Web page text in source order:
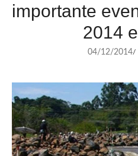
importante
2014
04/12/2014/